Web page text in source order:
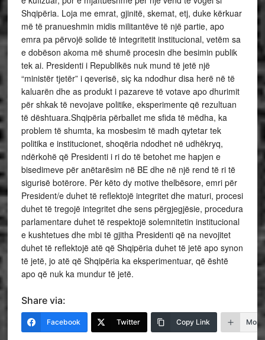
Shqipëria. Loja me emrat, gjinitë, skemat, etj, duke kërkuar
më të pranueshmin midis militantëve të një partie, apo
emra pa përvojë solide të integritetit institucional, vetëm sa
e dobëson akoma më shumë procesin dhe besimin publik
tek ai. Presidenti i Republikës nuk mund të jetë një
“ministër tjetër” i qeverisë, siç ka ndodhur disa herë në të
kaluarën dhe as produkt i pazareve të votave apo dhurimit
për shkak të nevojave politike, eksperimente që rezultuan
të dështuara.Shqipëria përballet me sfida të mëdha, ka
problem të shumta, ka mosbesim të madh qytetar tek
politika e institucionet, shoqëria ndodhet në udhëkryq,
ndërkohë që Presidenti i ri do të betohet me hapjen e
bisedimeve për anëtarësim në BE dhe në një rend të ri të
sigurisë botërore. Për këto dy motive thelbësore, emri për
President/e duhet të reflektojë integritet dhe maturi, procesi
duhet të tregojë integritet dhe sens përgjegjësie, procedura
parlamentare duhet të respektojë solemnitetin institucional
e kushtetues dhe mbi të gjitha Presidenti që na nevojitet
duhet të reflektojë atë që Shqipëria duhet të jetë apo synon
të jetë, jo atë që Shqipëria ka eksperimentuar, që është
apo që nuk ka mundur të jetë.
Share via:
Facebook Twitter Copy Link More